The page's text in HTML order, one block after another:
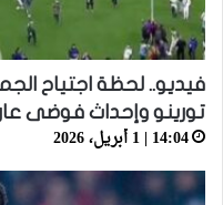
فيديو.. لحظة اجتياح
تورينو وإحداث فوضى
14:04 | 1 أبريل، 2026